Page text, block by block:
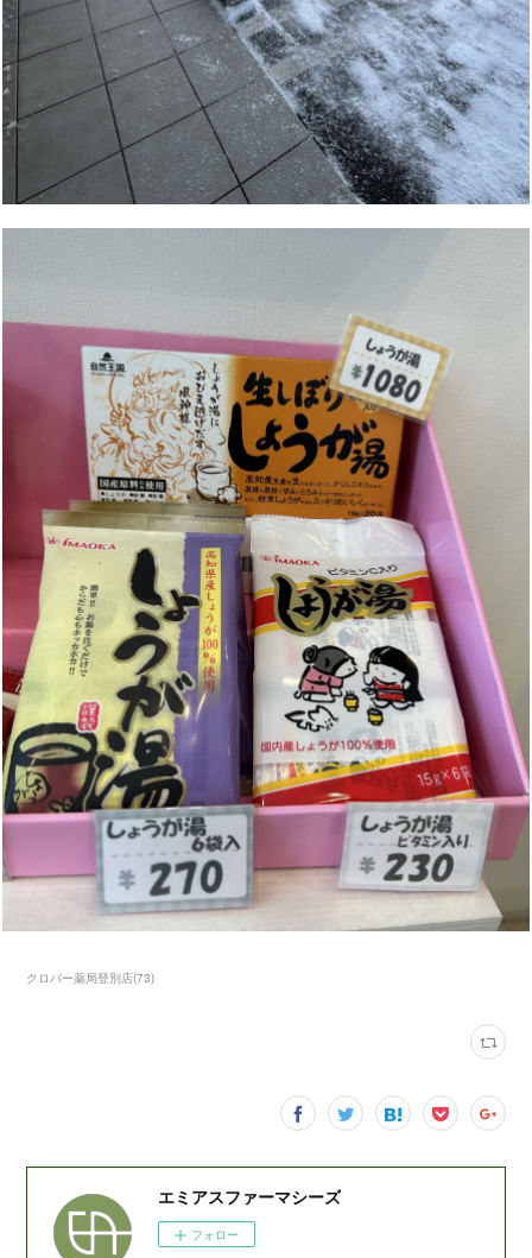
クロバー薬局登別店(73)
エミアスファーマシーズ
フォロー